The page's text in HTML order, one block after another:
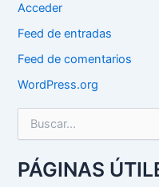
Acceder
Feed de entradas
Feed de comentarios
WordPress.org
c
aPÁGINAS